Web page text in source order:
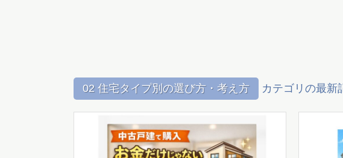
02 住宅タイプ別の選び方・考え方 カテゴリの最新